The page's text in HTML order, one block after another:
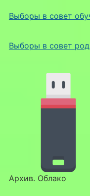
Выборы в совет
Выборы в совет
Архив. Облако